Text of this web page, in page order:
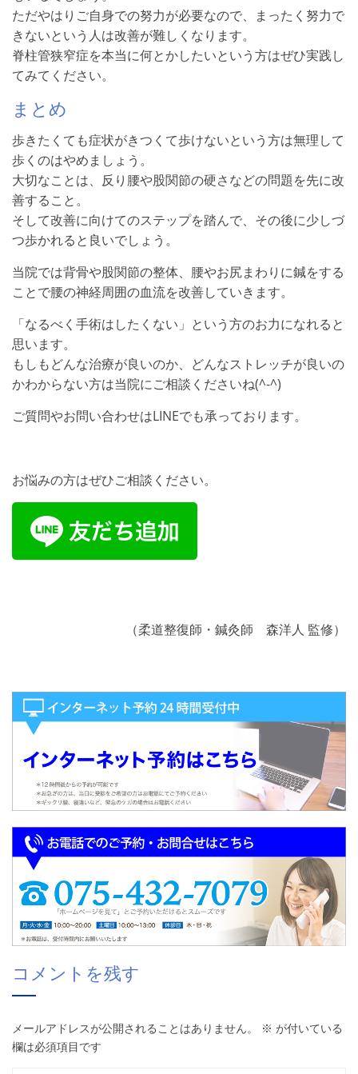
ただやはりご自身での努力が必要なので、まったく努力で
きないという人は改善が難しくなります。
脊柱管狭窄症を本当に何とかしたいという方はぜひ実践し
てみてください。
まとめ
歩きたくても症状がきつくて歩けないという方は無理して
歩くのはやめましょう。
大切なことは、反り腰や股関節の硬さなどの問題を先に改
善すること。
そして改善に向けてのステップを踏んで、その後に少しづ
つ歩かれると良いでしょう。
当院では背骨や股関節の整体、腰やお尻まわりに鍼をする
ことで腰の神経周囲の血流を改善していきます。
「なるべく手術はしたくない」という方のお力になれると
思います。
もしもどんな治療が良いのか、どんなストレッチが良いの
かわからない方は当院にご相談くださいね(^-^)
ご質問やお問い合わせはLINEでも承っております。
お悩みの方はぜひご相談ください。
（柔道整復師・鍼灸師 森洋人 監修）
コメントを残す
メールアドレスが公開されることはありません。 ※ が付いている
欄は必須項目です